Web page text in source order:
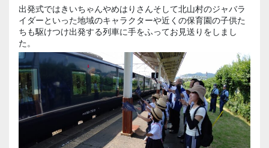
出発式ではきいちゃんやめはりさんそして北山村のジャバラ
イダーといった地域のキャラクターや近くの保育園の子供た
ちも駆けつけ出発する列車に手をふってお見送りをしまし
た。